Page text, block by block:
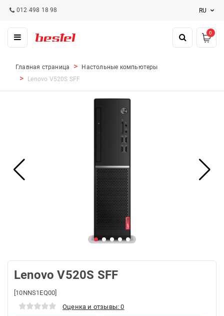
012 498 18 98 RU
0
Главная страница
Настольные компьютеры
Lenovo V520S SFF
Lenovo V520S SFF
[10NNS1EQ00]
Оценка и отзывы: 0